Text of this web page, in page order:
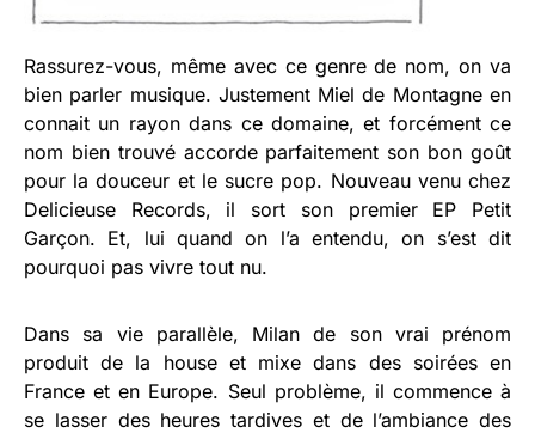
Rassurez-vous, même avec ce genre de nom, on va
bien parler musique. Justement Miel de Montagne en
connait un rayon dans ce domaine, et forcément ce
nom bien trouvé accorde parfaitement son bon goût
pour la douceur et le sucre pop. Nouveau venu chez
Delicieuse Records, il sort son premier EP Petit
Garçon. Et, lui quand on l’a entendu, on s’est dit
pourquoi pas vivre tout nu.
Dans sa vie parallèle, Milan de son vrai prénom
produit de la house et mixe dans des soirées en
France et en Europe. Seul problème, il commence à
se lasser des heures tardives et de l’ambiance des